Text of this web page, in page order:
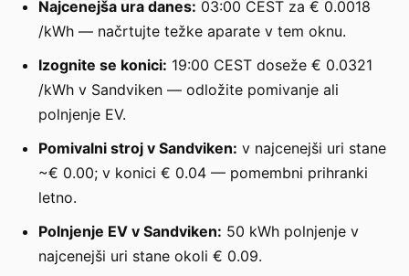
Najcenejša ura danes: 03:00 CEST za € 0.0018
/kWh — načrtujte težke aparate v tem oknu.
Izognite se konici: 19:00 CEST doseže € 0.0321
/kWh v Sandviken — odložite pomivanje ali
polnjenje EV.
Pomivalni stroj v Sandviken: v najcenejši uri stane
~€ 0.00; v konici € 0.04 — pomembni prihranki
letno.
Polnjenje EV v Sandviken: 50 kWh polnjenje v
najcenejši uri stane okoli € 0.09.